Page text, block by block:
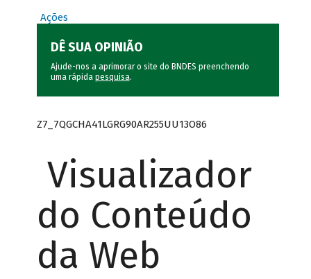
Ações
DÊ SUA OPINIÃO
Ajude-nos a aprimorar o site do BNDES preenchendo
uma rápida pesquisa.
Z7_7QGCHA41LGRG90AR255UU13O86
Visualizador
do Conteúdo
da Web